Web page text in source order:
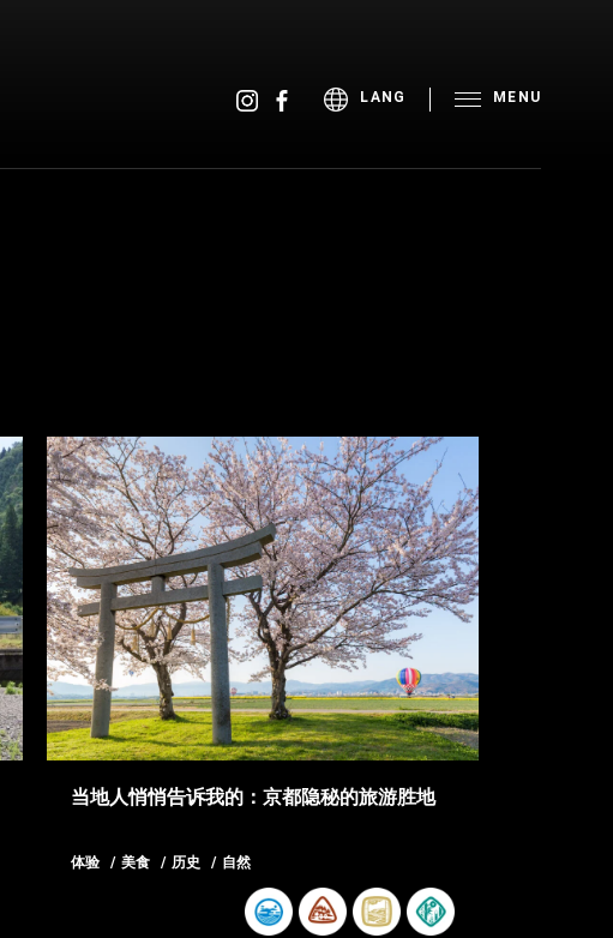
LANG MENU
当地人悄悄告诉我的：京都隐秘的旅游胜地
体验 美食 历史 自然